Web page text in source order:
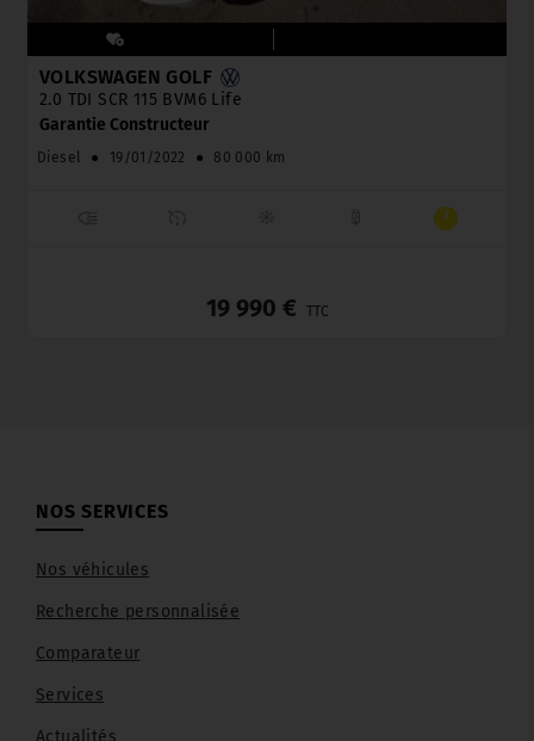
VOLKSWAGEN GOLF
2.0 TDI SCR 115 BVM6 Life
Garantie Constructeur
Diesel ● 19/01/2022 ● 80 000 km
19 990 € TTC
NOS SERVICES
Nos véhicules
Recherche personnalisée
Comparateur
Services